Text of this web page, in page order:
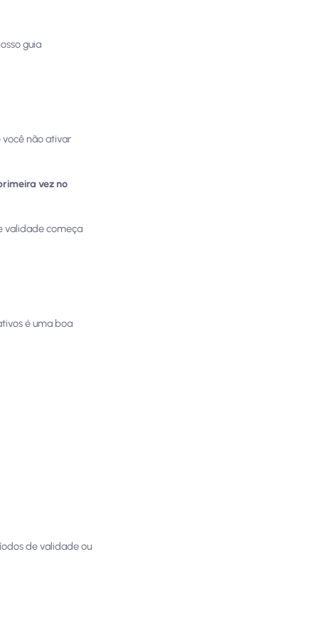
guia
você não ativar
vez no
validade começa
é uma boa
de validade ou